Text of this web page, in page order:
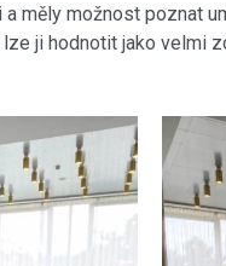
měly možnost poznat
ji hodnotit jako velmi